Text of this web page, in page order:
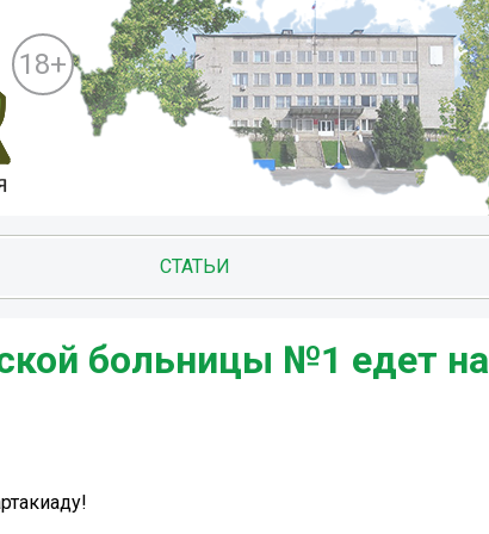
18+
СТАТЬИ
больницы №1 едет на